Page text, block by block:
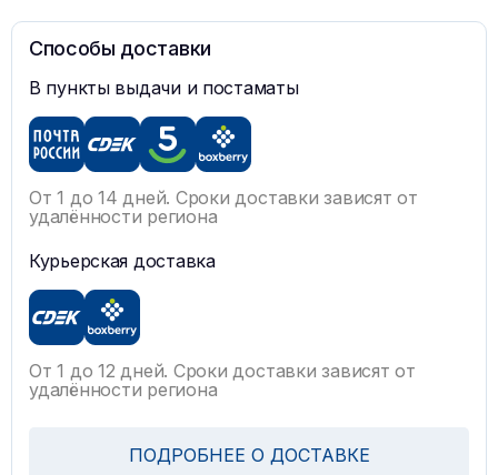
Способы доставки
В пункты выдачи и постаматы
От 1 до 14 дней. Сроки доставки зависят от
удалённости региона
Курьерская доставка
От 1 до 12 дней. Сроки доставки зависят от
удалённости региона
ПОДРОБНЕЕ О ДОСТАВКЕ